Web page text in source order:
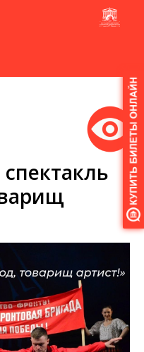
Версия